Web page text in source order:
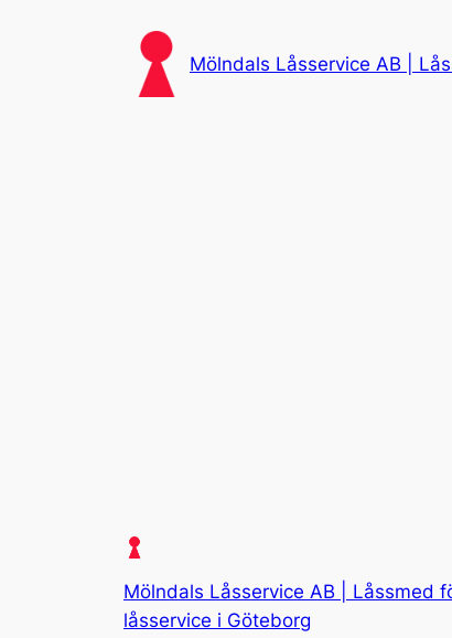
Mölndals Låsservice AB |
Mölndals Låsservice AB | Låssmed
låsservice i Göteborg